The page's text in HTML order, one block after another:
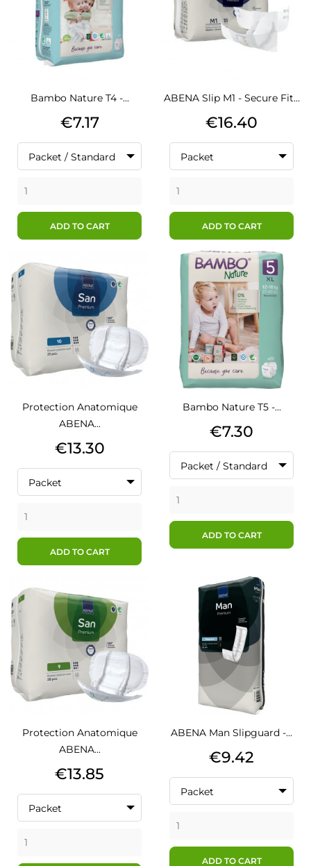
Bambo Nature T4 -...
Price
€7.17
Packet / Standard
ADD TO CART
ABENA Slip M1 - Secure Fit...
Price
€16.40
Packet
ADD TO CART
Protection Anatomique
ABENA...
Price
€13.30
Packet
ADD TO CART
Bambo Nature T5 -...
Price
€7.30
Packet / Standard
ADD TO CART
Protection Anatomique
ABENA...
Price
€13.85
Packet
ABENA Man Slipguard -...
Price
€9.42
Packet
ADD TO CART